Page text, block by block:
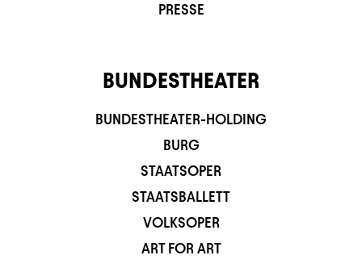
PRESSE
BUNDESTHEATER
BUNDESTHEATER-HOLDING
BURG
STAATSOPER
STAATSBALLETT
VOLKSOPER
ART FOR ART